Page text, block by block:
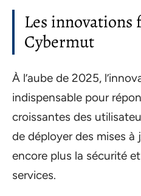
Les innovations
Cybermut
À l’aube de 2025,
indispensable pour
croissantes des
de déployer des mises à
encore plus la sécurité
services.